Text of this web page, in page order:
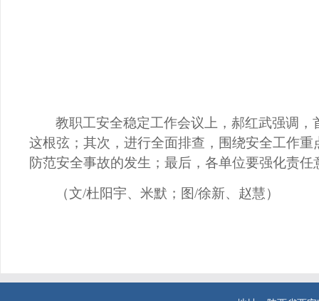
教职工安全稳定工作会议上，郝红武强调
这根弦；其次，进行全面排查，围绕安全工作
防范安全事故的发生；最后，各单位要强化责
（文/杜阳宇、米默；图/徐新、赵慧）